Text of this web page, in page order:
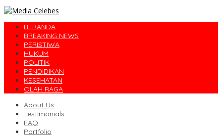
BERANDA
BREAKING NEWS
PERISTIWA
HUKUM
POLITIK
PENDIDIKAN
KESEHATAN
OLAH RAGA
About Us
Testimonials
FAQ
Portfolio